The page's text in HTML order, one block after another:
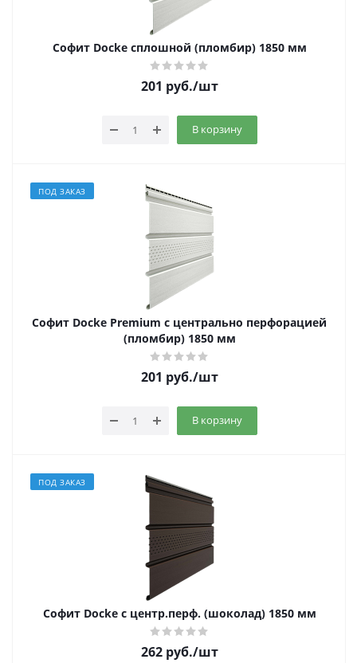
Софит Docke сплошной (пломбир) 1850 мм
201 руб./шт
В корзину
ПОД ЗАКАЗ
Софит Docke Premium с центрально перфорацией
(пломбир) 1850 мм
201 руб./шт
В корзину
ПОД ЗАКАЗ
Софит Docke с центр.перф. (шоколад) 1850 мм
262руб./шт